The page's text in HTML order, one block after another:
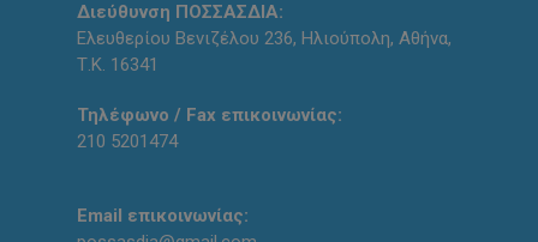
Διεύθυνση ΠΟΣΣΑΣΔΙΑ:
Ελευθερίου Βενιζέλου 236, Ηλιούπολη, Αθήνα,
Τ.Κ. 16341
Τηλέφωνο / Fax επικοινωνίας:
210 5201474
Email επικοινωνίας: